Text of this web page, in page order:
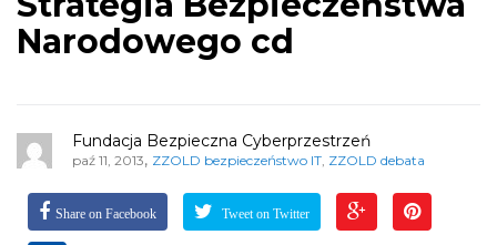
Narodowego cd
Fundacja Bezpieczna Cyberprzestrzeń
paź 11, 2013, ZZOLD bezpieczeństwo IT, ZZOLD debata
Share on Facebook Tweet on Twitter